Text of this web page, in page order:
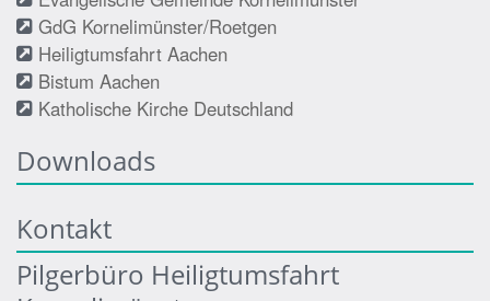
GdG Kornelimünster/Roetgen
Heiligtumsfahrt Aachen
Bistum Aachen
Katholische Kirche Deutschland
Downloads
Kontakt
Pilgerbüro Heiligtumsfahrt